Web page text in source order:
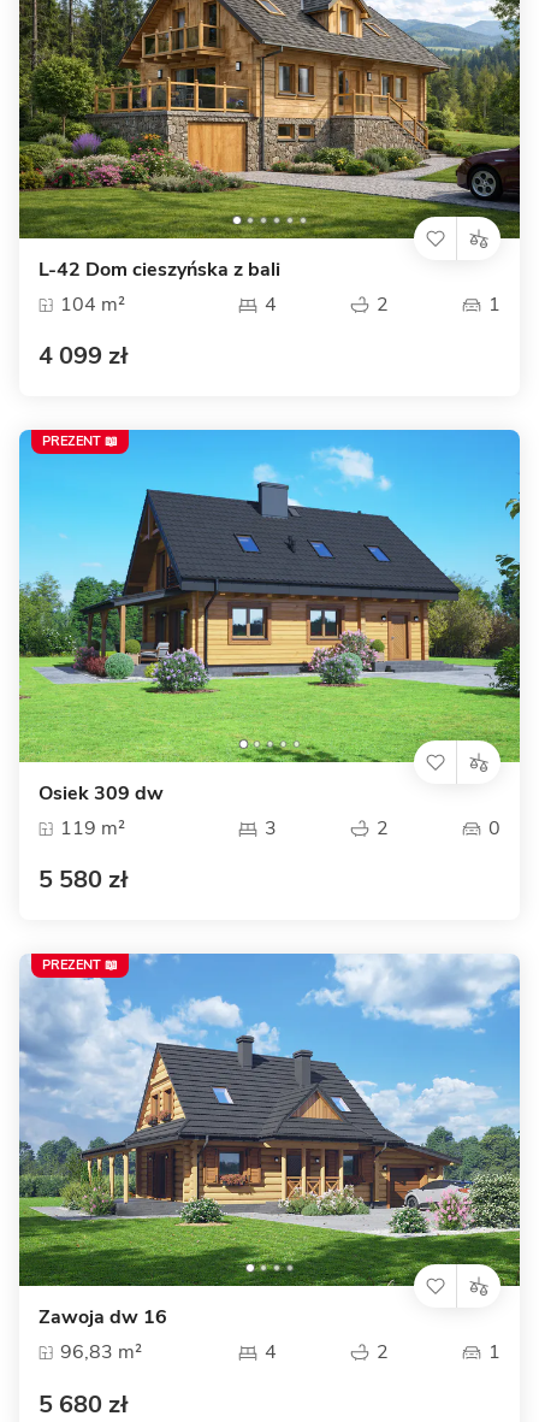
L-42 Dom cieszyńska z bali
104 m²
4 2 1
4 099 zł
Osiek 309 dw
119 m²
3 2 0
5 580 zł
PREZENT 📖
Zawoja dw 16
96,83 m²
4 2 1
5 680 zł
PREZENT 📖